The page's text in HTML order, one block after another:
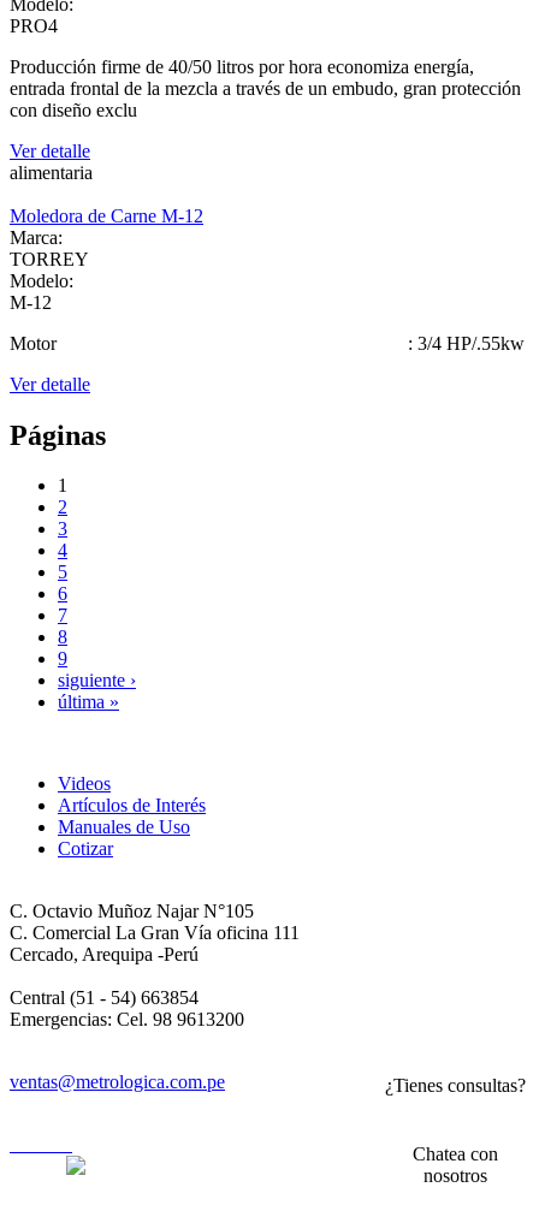
PRO4
Producción firme de 40/50 litros por hora economiza energía,
entrada frontal de la mezcla a través de un embudo, gran protección
con diseño exclu
Ver detalle
alimentaria
Moledora de Carne M-12
Marca:
TORREY
Modelo:
M-12
Motor : 3/4 HP/.55kw
Ver detalle
Páginas
1
2
3
4
5
6
7
8
9
siguiente ›
última »
¿Tienes consultas?
Chatea con
nosotros
Videos
Artículos de Interés
Manuales de Uso
Cotizar
C. Octavio Muñoz Najar N°105
C. Comercial La Gran Vía oficina 111
Cercado, Arequipa -Perú
Central (51 - 54) 663854
Emergencias: Cel. 98 9613200
ventas@metrologica.com.pe